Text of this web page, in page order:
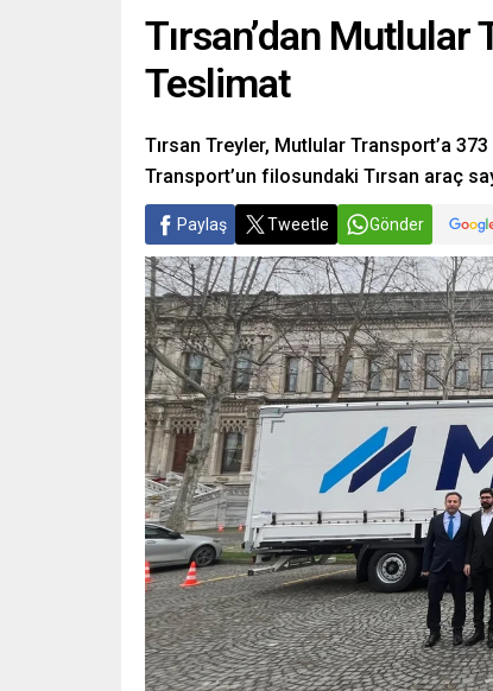
Tırsan’dan Mutlular
Teslimat
Tırsan Treyler, Mutlular Transport’a
Transport’un filosundaki Tırsan araç
Paylaş Tweetle Gönder